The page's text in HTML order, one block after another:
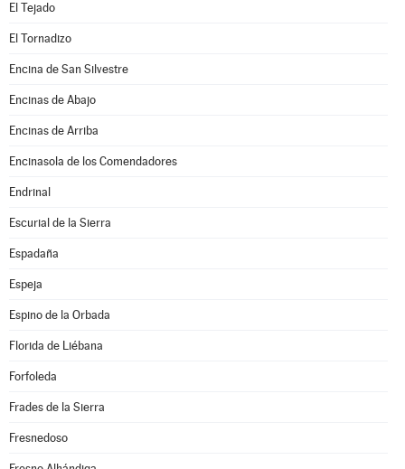
El Tejado
El Tornadizo
Encina de San Silvestre
Encinas de Abajo
Encinas de Arriba
Encinasola de los Comendadores
Endrinal
Escurial de la Sierra
Espadaña
Espeja
Espino de la Orbada
Florida de Liébana
Forfoleda
Frades de la Sierra
Fresnedoso